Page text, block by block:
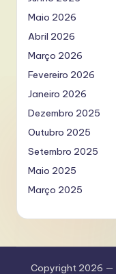
Maio 2026
Abril 2026
Março 2026
Fevereiro 2026
Janeiro 2026
Dezembro 2025
Outubro 2025
Setembro 2025
Maio 2025
Março 2025
Copyright 2026 —